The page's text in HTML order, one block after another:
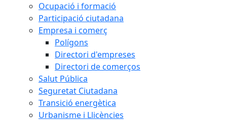
Ocupació i formació
Participació ciutadana
Empresa i comerç
Polígons
Directori d'empreses
Directori de comerços
Salut Pública
Seguretat Ciutadana
Transició energètica
Urbanisme i Llicències